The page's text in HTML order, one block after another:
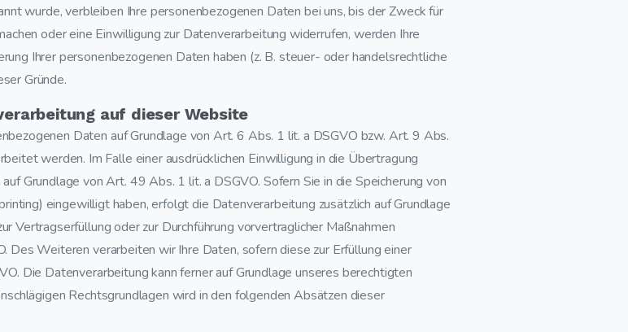
wurde, verbleiben Ihre personenbezogenen Daten bei uns, bis der Zweck für
oder eine Einwilligung zur Datenverarbeitung widerrufen, werden Ihre
Ihrer personenbezogenen Daten haben (z. B. steuer- oder handelsrechtliche
Gründe.
auf dieser Website
Daten auf Grundlage von Art. 6 Abs. 1 lit. a DSGVO bzw. Art. 9 Abs.
werden. Im Falle einer ausdrücklichen Einwilligung in die Übertragung
Grundlage von Art. 49 Abs. 1 lit. a DSGVO. Sofern Sie in die Speicherung von
eingewilligt haben, erfolgt die Datenverarbeitung zusätzlich auf Grundlage
Vertragserfüllung oder zur Durchführung vorvertraglicher Maßnahmen
Weiteren verarbeiten wir Ihre Daten, sofern diese zur Erfüllung einer
Die Datenverarbeitung kann ferner auf Grundlage unseres berechtigten
Rechtsgrundlagen wird in den folgenden Absätzen dieser